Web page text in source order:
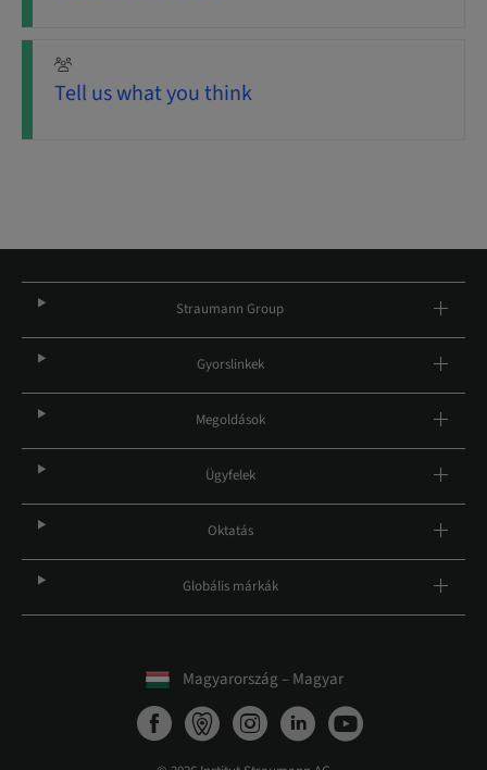
Tell us what you think
Straumann Group
Gyorslinkek
Megoldások
Ügyfelek
Oktatás
Globális márkák
Magyarország – Magyar